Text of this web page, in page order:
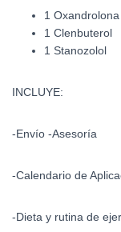
1 Oxandrolona
1 Clenbuterol
1 Stanozolol
INCLUYE:
-Envío -Asesoría
-Calendario de
-Dieta y rutina de